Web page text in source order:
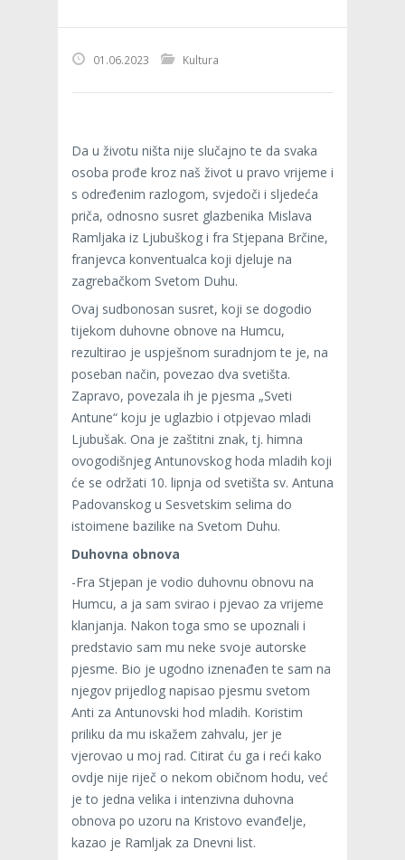
01.06.2023 Kultura
Da u životu ništa nije slučajno te da svaka
osoba prođe kroz naš život u pravo vrijeme i
s određenim razlogom, svjedoči i sljedeća
priča, odnosno susret glazbenika Mislava
Ramljaka iz Ljubuškog i fra Stjepana Brčine,
franjevca konventualca koji djeluje na
zagrebačkom Svetom Duhu.
Ovaj sudbonosan susret, koji se dogodio
tijekom duhovne obnove na Humcu,
rezultirao je uspješnom suradnjom te je, na
poseban način, povezao dva svetišta.
Zapravo, povezala ih je pjesma „Sveti
Antune“ koju je uglazbio i otpjevao mladi
Ljubušak. Ona je zaštitni znak, tj. himna
ovogodišnjeg Antunovskog hoda mladih koji
će se održati 10. lipnja od svetišta sv. Antuna
Padovanskog u Sesvetskim selima do
istoimene bazilike na Svetom Duhu.
Duhovna obnova
-Fra Stjepan je vodio duhovnu obnovu na
Humcu, a ja sam svirao i pjevao za vrijeme
klanjanja. Nakon toga smo se upoznali i
predstavio sam mu neke svoje autorske
pjesme. Bio je ugodno iznenađen te sam na
njegov prijedlog napisao pjesmu svetom
Anti za Antunovski hod mladih. Koristim
priliku da mu iskažem zahvalu, jer je
vjerovao u moj rad. Citirat ću ga i reći kako
ovdje nije riječ o nekom običnom hodu, već
je to jedna velika i intenzivna duhovna
obnova po uzoru na Kristovo evanđelje,
kazao je Ramljak za Dnevni list.